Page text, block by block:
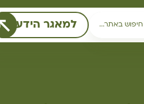
למאגר הידע